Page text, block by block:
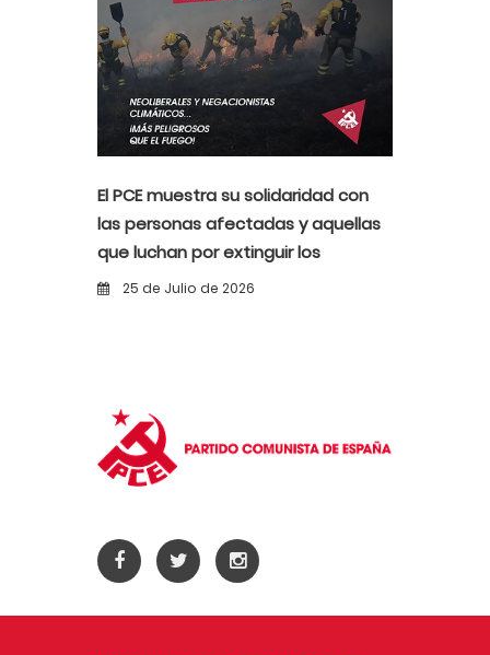
El PCE muestra su solidaridad con
las personas afectadas y aquellas
que luchan por extinguir los
incendios
25 de Julio de 2026